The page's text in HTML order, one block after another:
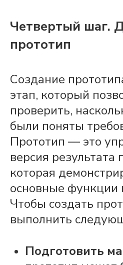
Четвертый шаг.
прототип
Создание
этап, который
проверить,
были поняты
Прототип — это
версия результата
которая
основные функции
Чтобы создать
выполнить
Подготовить